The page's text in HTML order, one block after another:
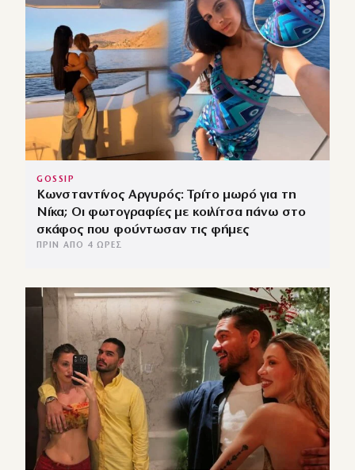
GOSSIP
Κωνσταντίνος Αργυρός: Τρίτο μωρό για τη
Νίκα; Οι φωτογραφίες με κοιλίτσα πάνω στο
σκάφος που φούντωσαν τις φήμες
ΠΡΙΝ ΑΠΌ 4 ΏΡΕΣ